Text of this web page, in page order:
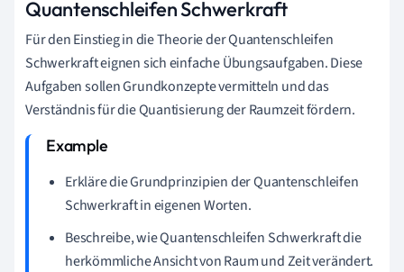
Quantenschleifen Schwerkraft
Für den Einstieg in die Theorie der Quantenschleifen
Schwerkraft eignen sich einfache Übungsaufgaben. Diese
Aufgaben sollen Grundkonzepte vermitteln und das
Verständnis für die Quantisierung der Raumzeit fördern.
Erkläre die Grundprinzipien der Quantenschleifen
Schwerkraft in eigenen Worten.
Beschreibe, wie Quantenschleifen Schwerkraft die
herkömmliche Ansicht von Raum und Zeit verändert.